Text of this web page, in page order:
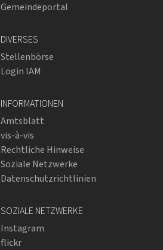
Gemeindeportal
DIVERSES
Stellenbörse
Login IAM
INFORMATIONEN
Amtsblatt
vis-à-vis
Rechtliche Hinweise
Soziale Netzwerke
Datenschutzrichtlinien
SOZIALE NETZWERKE
Instagram
flickr